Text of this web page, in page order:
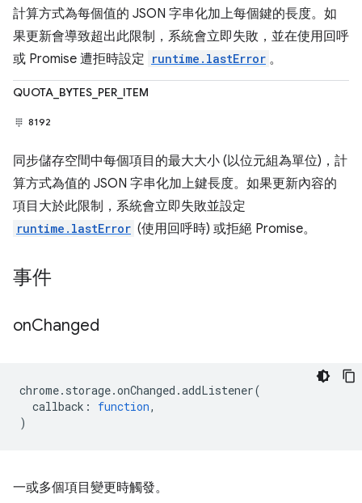
計算方式為每個值的 JSON 字串化加上每個鍵的長度。如
果更新會導致超出此限制，系統會立即失敗，並在使用回呼
或 Promise 遭拒時設定 runtime.lastError 。
QUOTA_BYTES_PER_ITEM
8192
同步儲存空間中每個項目的最大大小 (以位元組為單位)，計
算方式為值的 JSON 字串化加上鍵長度。如果更新內容的
項目大於此限制，系統會立即失敗並設定
runtime.lastError (使用回呼時) 或拒絕 Promise。
事件
onChanged
chrome. storage.onChanged .addListener(
callback : function,
)
一或多個項目變更時觸發。